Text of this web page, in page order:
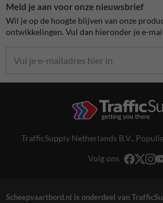
Meld je aan voor onze nieuwsbrief
Wil je op de hoogte blijven van onze
ontwikkelingen. Vul dan hieronder je e-
TrafficSupply Netherlands B.V.,
Volg ons
Scheepvaartbord.nl is onderdeel van